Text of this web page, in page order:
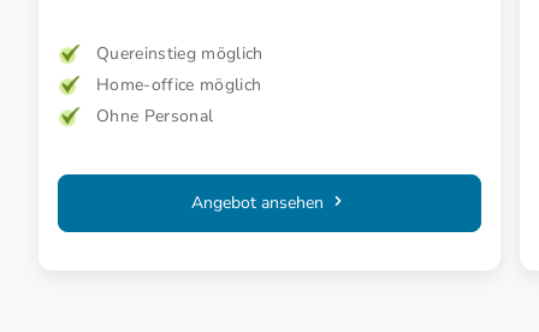
Quereinstieg möglich
Home-office möglich
Ohne Personal
Angebot ansehen